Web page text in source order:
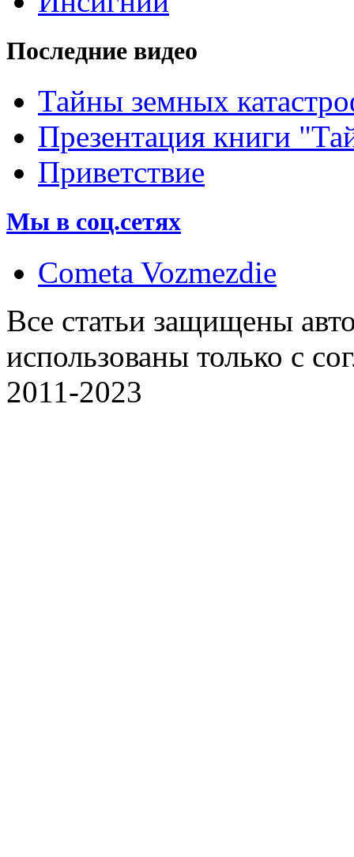
Последние видео
Тайны земных
Презентация книги
Приветствие
Мы в соц.сетях
Cometa Vozmezdie
Все статьи защищены
использованы только с
2011-2023